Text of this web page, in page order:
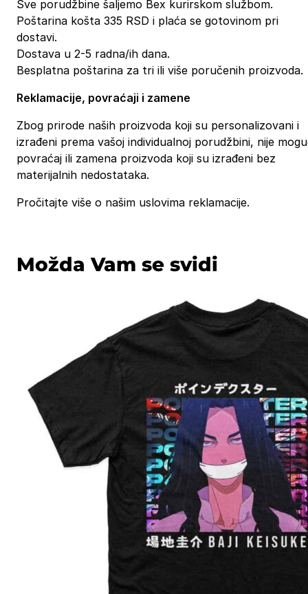
Sve porudžbine šaljemo Bex kurirskom službom.
Poštarina košta 335 RSD i plaća se gotovinom pri
dostavi.
Dostava u 2-5 radna/ih dana.
Besplatna poštarina za tri ili više poručenih proizvoda.
Reklamacije, povraćaji i zamene
Zbog prirode naših proizvoda koji su personalizovani i
izrađeni prema vašoj individualnoj porudžbini, nije
povraćaj ili zamena proizvoda koji su izrađeni bez
materijalnih nedostataka.
Pročitajte više o našim uslovima reklamacije.
Možda Vam se svidi